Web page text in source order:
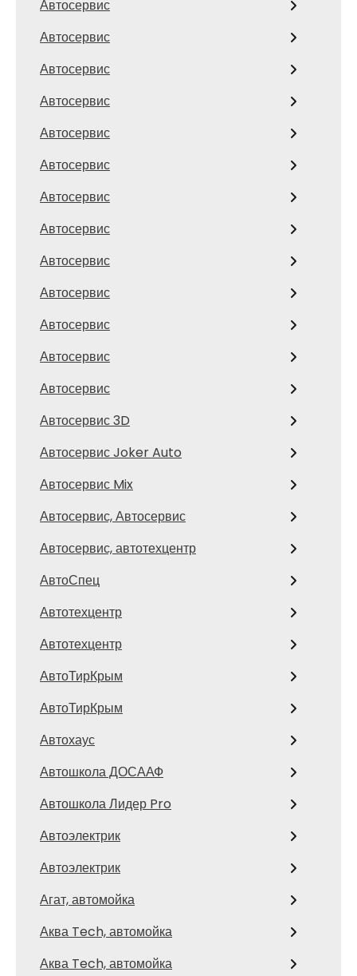
Автосервис
Автосервис
Автосервис
Автосервис
Автосервис
Автосервис
Автосервис
Автосервис
Автосервис
Автосервис
Автосервис
Автосервис
Автосервис
Автосервис 3D
Автосервис Joker Auto
Автосервис Mix
Автосервис, Автосервис
Автосервис, автотехцентр
АвтоСпец
Автотехцентр
Автотехцентр
АвтоТирКрым
АвтоТирКрым
Автохаус
Автошкола ДОСААФ
Автошкола Лидер Pro
Автоэлектрик
Автоэлектрик
Агат, автомойка
Аква Tech, автомойка
Аква Tech, автомойка